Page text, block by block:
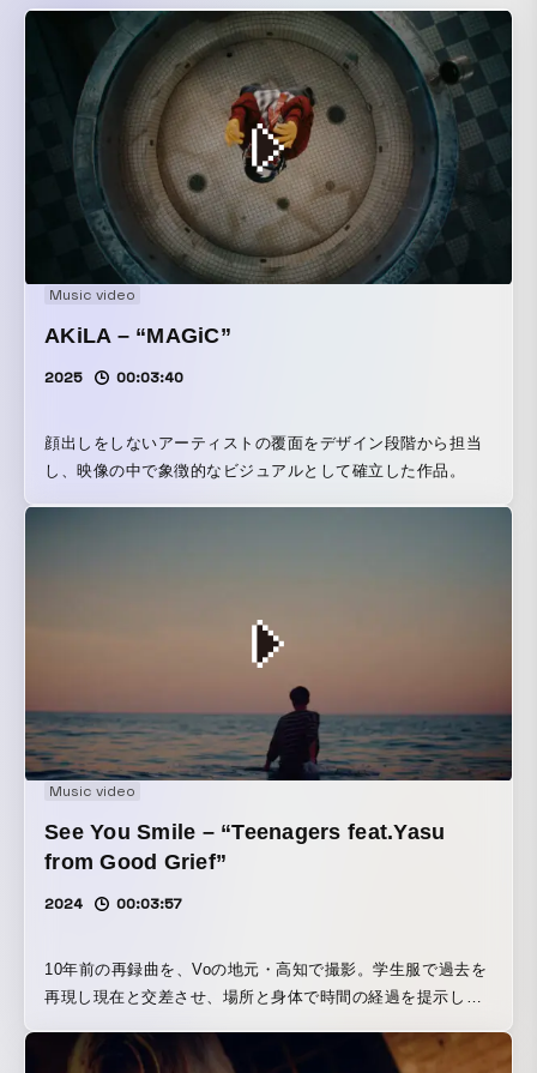
Music video
AKiLA – “MAGiC”
2025 00:03:40
顔出しをしないアーティストの覆面をデザイン段階から担当
し、映像の中で象徴的なビジュアルとして確立した作品。
Music video
See You Smile – “Teenagers feat.Yasu
from Good Grief”
2024 00:03:57
10年前の再録曲を、Voの地元・高知で撮影。学生服で過去を
再現し現在と交差させ、場所と身体で時間の経過を提示した